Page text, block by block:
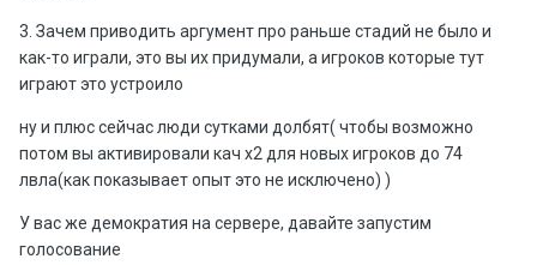
3. Зачем приводить аргумент про раньше стадий не было и
как-то играли, это вы их придумали, а игроков которые тут
играют это устроило
ну и плюс сейчас люди сутками долбят( чтобы возможно
потом вы активировали кач х2 для новых игроков до 74
лвла(как показывает опыт это не исключено) )
У вас же демократия на сервере, давайте запустим
голосование